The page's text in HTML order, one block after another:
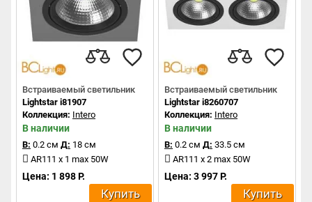
Встраиваемый светильник
Lightstar i81907
Коллекция: Intero
В наличии
В: 0.2 см Д: 18 см
AR111 x 1 max 50W
Цена: 1 898 Р.
Купить
Встраиваемый светильник
Lightstar i8260707
Коллекция: Intero
В наличии
В: 0.2 см Д: 33.5 см
AR111 x 2 max 50W
Цена: 3 997 Р.
Купить